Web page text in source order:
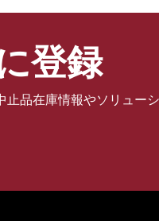
登録
品在庫情報やソリュー